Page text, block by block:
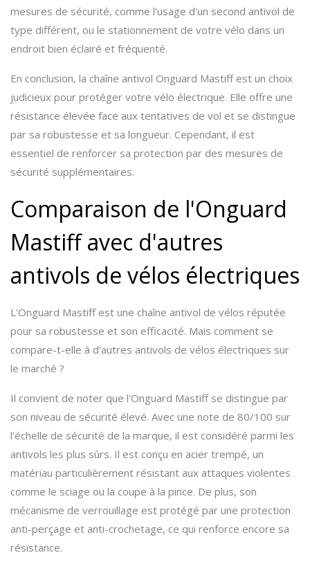
mesures de sécurité, comme l'usage d'un second antivol de
type différent, ou le stationnement de votre vélo dans un
endroit bien éclairé et fréquenté.
En conclusion, la chaîne antivol Onguard Mastiff est un choix
judicieux pour protéger votre vélo électrique. Elle offre une
résistance élevée face aux tentatives de vol et se distingue
par sa robustesse et sa longueur. Cependant, il est
essentiel de renforcer sa protection par des mesures de
sécurité supplémentaires.
Comparaison de l'Onguard
Mastiff avec d'autres
antivols de vélos électriques
L'Onguard Mastiff est une chaîne antivol de vélos réputée
pour sa robustesse et son efficacité. Mais comment se
compare-t-elle à d'autres antivols de vélos électriques sur
le marché ?
Il convient de noter que l'Onguard Mastiff se distingue par
son niveau de sécurité élevé. Avec une note de 80/100 sur
l'échelle de sécurité de la marque, il est considéré parmi les
antivols les plus sûrs. Il est conçu en acier trempé, un
matériau particulièrement résistant aux attaques violentes
comme le sciage ou la coupe à la pince. De plus, son
mécanisme de verrouillage est protégé par une protection
anti-perçage et anti-crochetage, ce qui renforce encore sa
résistance.